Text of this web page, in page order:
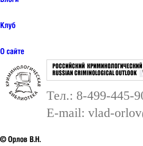
Тел.: 8-499-445-
E-mail: vlad-